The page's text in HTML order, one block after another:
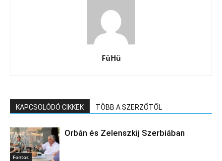
FüHü
KAPCSOLÓDÓ CIKKEK TÖBB A SZERZŐTŐL
Fontos
Orbán és Zelenszkij Szerbiában